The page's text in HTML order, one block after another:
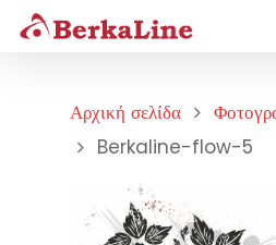
Αρχική σελίδα
Berkaline-flow-5